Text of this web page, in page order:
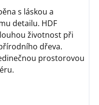
s láskou a
detailu. HDF
životnost při
dřeva.
prostorovou